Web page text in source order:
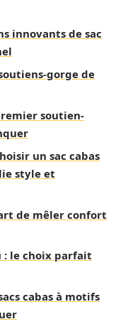
innovants de sac
gorge de
soutien-
un sac cabas
style et
de mêler confort
: le choix parfait
cabas à motifs